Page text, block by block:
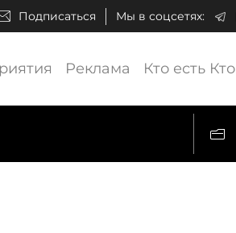
Подписаться Мы в соцсетях:
Реклама Кто есть Кто